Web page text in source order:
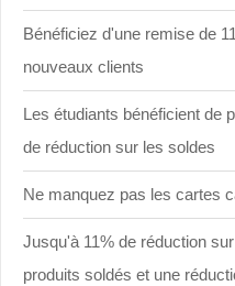
Bénéficiez d'une remise de
nouveaux clients
Les étudiants bénéficient de
de réduction sur les soldes
Ne manquez pas les cartes
Jusqu'à 11% de réduction
produits soldés et une